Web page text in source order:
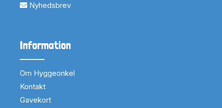
Nyhedsbrev
Information
Om Hyggeonkel
Kontakt
Gavekort